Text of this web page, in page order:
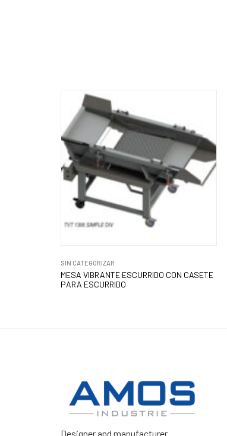
SIN CATEGORIZAR
MESA VIBRANTE ESCURRIDO CON CASETE
PARA ESCURRIDO
Designer and manufacturer